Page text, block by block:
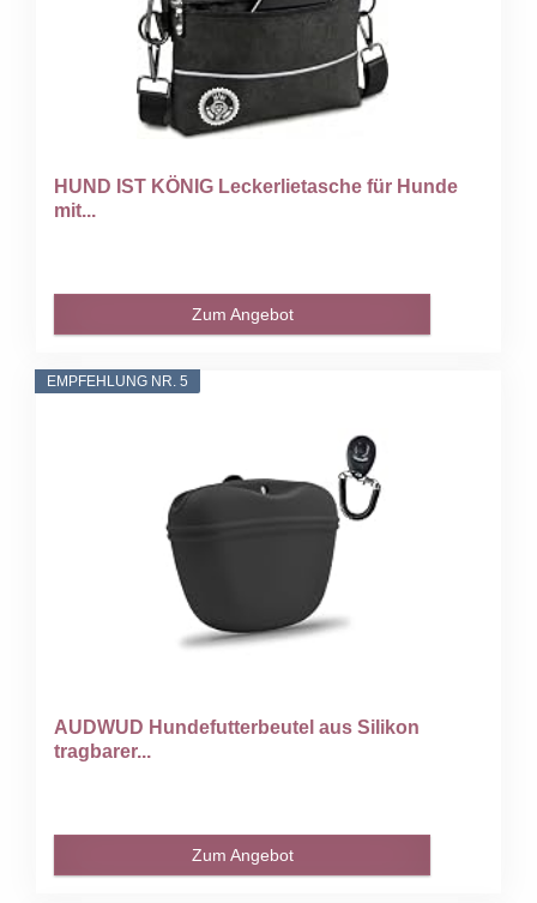
HUND IST KÖNIG Leckerlietasche für Hunde
mit...
Zum Angebot
EMPFEHLUNG NR. 5
AUDWUD Hundefutterbeutel aus Silikon
tragbarer...
Zum Angebot